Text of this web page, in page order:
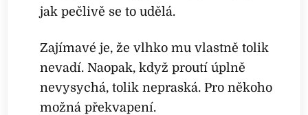
jak pečlivě se to udělá.
Zajímavé je, že vlhko mu vlastně tolik
nevadí. Naopak, když proutí úplně
nevysychá, tolik nepraská. Pro někoho
možná překvapení.